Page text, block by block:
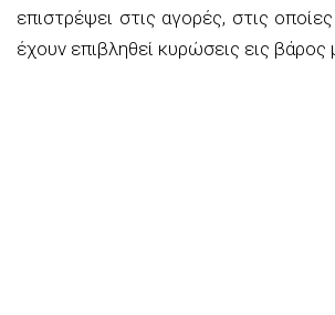
επιστρέψει στις αγορές, στις
έχουν επιβληθεί κυρώσεις εις βάρος